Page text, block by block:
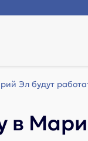
Эл будут
в